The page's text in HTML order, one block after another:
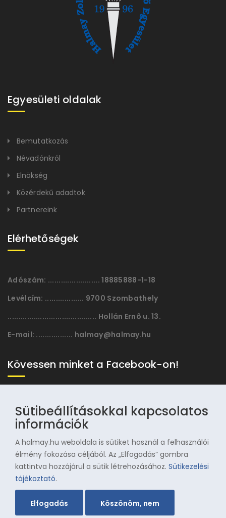
Egyesületi oldalak
Bemutatkozás
Névadónkról
Elnökség
Közérdekű adadtok
Partnereink
Elérhetőségek
Adószám: ........................ 18885888-1-18
Levélcím: .................. 9700 Szombathely
......................................... Hollán Ernõ u. 13.
E-mail: ................. halmay@halmay.hu
Kövessen minket a Facebook-on!
© 1996-2025 Halmay Zoltán Olimpiai Hagyományörző
Sütibeállításokkal kapcsolatos
információk
A halmay.hu weboldala is sütiket használ a felhasználói
élmény fokozása céljából. Az „Elfogadás” gombra
kattintva hozzájárul a sütik létrehozásához.Sütikezelési
tájékoztató.
Elfogadás Köszönöm, nem